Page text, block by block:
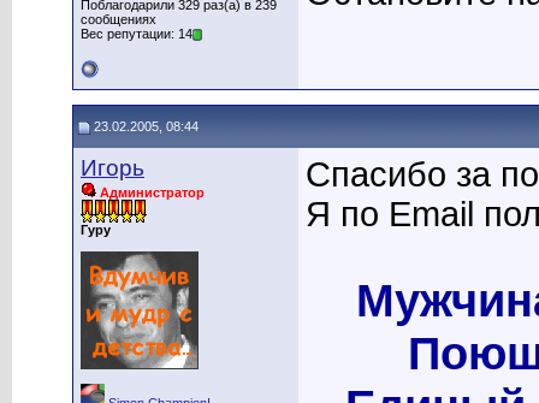
Поблагодарили 329 раз(а) в 239
сообщениях
Вес репутации: 14
23.02.2005, 08:44
Игорь
Администратор
Гуру
Спасибо за
Я по Email